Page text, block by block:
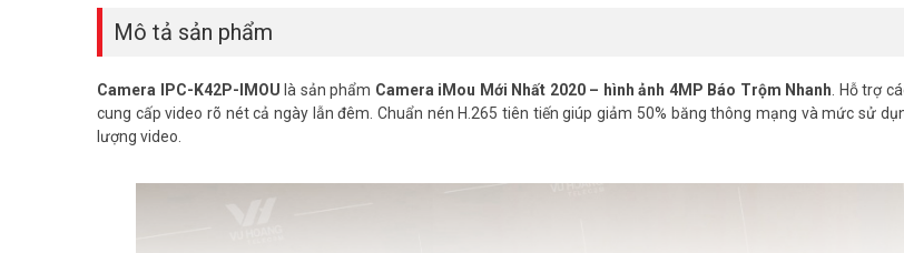
Mô tả sản phẩm
Camera IPC-K42P-IMOU là sản phẩm Camera iMou Mới Nhất 2020 – hình ảnh 4MP Báo Trộm Nhanh . Hỗ trợ
cung cấp video rõ nét cả ngày lẫn đêm. Chuẩn nén H.265 tiên tiến giúp giảm 50% băng thông mạng và mức sử
lượng video.